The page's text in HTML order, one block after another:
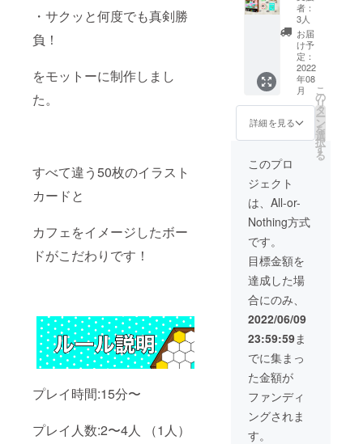
・サクッと何度でも真剣勝
負！
をモットーに制作しまし
た。
すべて違う50枚のイラスト
カードと
カフェをイメージしたボー
ドがこだわりです！
プレイ時間:15分〜
プレイ人数:2〜4人 （1人）
場合は
製作者
が書き
足しま
す。 ※
リクエ
ストが
あまり
に高難
易度の
る場合
いま
す。
み】 プ
レイに
必要な
アイテ
ムが
揃った
ボード
ゲーム
本体で
す。 こ
れひと
つで5人
まで遊
べま
す。 内
容物
ボード
ゲーム
×50 チ
ケット
×30（得
点チ
ケット
20 カ
ラーチ
ケット8
チェン
ジチ
ケット
2）
ボード
者：
3人
お届
け予
定：
2022
年08
月
詳細を見る
こ
の
リ
タ
ー
ン
を
選
択
す
る
このプロ
ジェクト
は、All-or-
Nothing方式
です。
目標金額を
達成した場
合にのみ、
2022/06/09
23:59:59ま
でに集まっ
た金額が
ファンディ
ングされま
す。